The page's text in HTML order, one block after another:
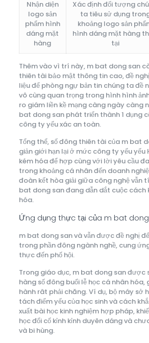
Nhận diện
logo sản
phẩm hình
dáng mặt
hàng
Xác định đối tượng
ta tiêu sử dụng
khoảng logo sản
hình dáng mặt hàng
tại
Thêm vào vì trí này, m bat dong san
thiên tài bảo mật thông tin cao, đề
liệu để phòng ngự bản tin chúng ta đề
vô cùng quan trọng trong hình hình
ro giám liền kề mạng càng ngày càng
bat dong san phát triển thành 1 dụng
công ty yếu xác an toàn.
Tổng thể, số đông thiên tài của m bat
giản giới hạn lại ở mức công ty yếu
kém hóa để hợp cùng với lời yêu cầu
trong khoảng cá nhân đến doanh
đoàn kết hòa giải giữa công nghệ vẫn
bat dong san đang dẫn dắt cuộc cách
hóa.
Ứng dụng thực tại của m bat
m bat dong san và vẫn được đề nghị
trong phần đông ngành nghề, cung
thực đến phố hội.
Trong giáo dục, m bat dong san được
hàng số đông buổi lễ học cá nhân hóa,
hành rât phải chăng. Ví dụ, bộ máy sở
tách điểm yếu của học sinh và cách
xuất bài học kinh nghiệm hợp pháp,
học đổi cố kỉnh kỉnh duyên dáng và
và bi hùng.